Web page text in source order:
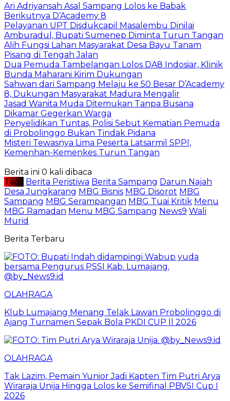
Ari Adriyansah Asal Sampang Lolos ke Babak
Berikutnya D’Academy 8
Pelayanan UPT Disdukcapil Masalembu Dinilai
Amburadul, Bupati Sumenep Diminta Turun Tangan
Alih Fungsi Lahan Masyarakat Desa Bayu Tanam
Pisang di Tengah Jalan
Dua Pemuda Tambelangan Lolos DA8 Indosiar, Klinik
Bunda Maharani Kirim Dukungan
Sahwan dari Sampang Melaju ke 50 Besar D’Academy
8, Dukungan Masyarakat Madura Mengalir
Jasad Wanita Muda Ditemukan Tanpa Busana
Dikamar Gegerkan Warga
Penyelidikan Tuntas, Polisi Sebut Kematian Pemuda
di Probolinggo Bukan Tindak Pidana
Misteri Tewasnya Lima Peserta Latsarmil SPPI,
Kemenhan-Kemenkes Turun Tangan
Berita ini 0 kali dibaca
Tag :
Berita Peristiwa Berita Sampang Darun Najah
Desa Jungkarang MBG Bisnis MBG Disorot MBG
Sampang MBG Serampangan MBG Tuai Kritik Menu
MBG Ramadan Menu MBG Sampang News9 Wali
Murid
Berita Terbaru
OLAHRAGA
Klub Lumajang Menang Telak Lawan Probolinggo di
Ajang Turnamen Sepak Bola PKDI CUP ll 2026
OLAHRAGA
Tak Lazim, Pemain Yunior Jadi Kapten Tim Putri Arya
Wiraraja Unija Hingga Lolos ke Semifinal PBVSI Cup I
2026